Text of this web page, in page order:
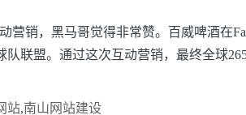
销，黑马哥觉得非常赞。百威啤酒在
联盟。通过这次互动营销，最终全球
站,南山网站建设